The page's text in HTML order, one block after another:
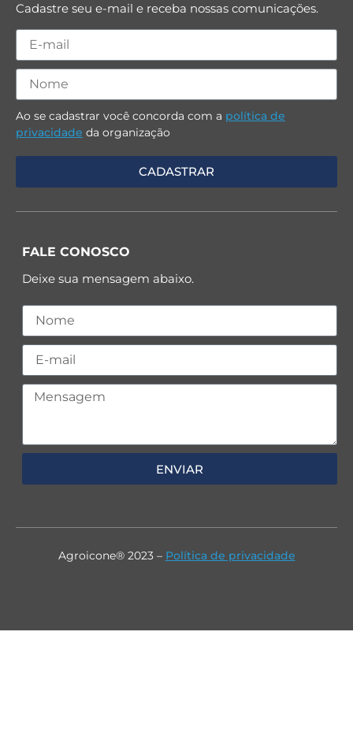
Cadastre seu e-mail e receba nossas comunicações.
Ao se cadastrar você concorda com a política de
privacidade da organização
FALE CONOSCO
Deixe sua mensagem abaixo.
ENVIAR
Agroicone® 2023 – Política de privacidade